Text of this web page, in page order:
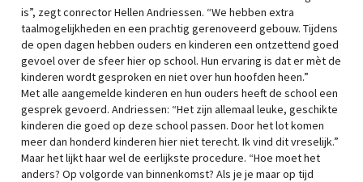
is”, zegt conrector Hellen Andriessen. “We hebben extra
taalmogelijkheden en een prachtig gerenoveerd gebouw. Tijdens
de open dagen hebben ouders en kinderen een ontzettend goed
gevoel over de sfeer hier op school. Hun ervaring is dat er mèt de
kinderen wordt gesproken en niet over hun hoofden heen.”
Met alle aangemelde kinderen en hun ouders heeft de school een
gesprek gevoerd. Andriessen: “Het zijn allemaal leuke, geschikte
kinderen die goed op deze school passen. Door het lot komen
meer dan honderd kinderen hier niet terecht. Ik vind dit vreselijk.”
Maar het lijkt haar wel de eerlijkste procedure. “Hoe moet het
anders? Op volgorde van binnenkomst? Als je je maar op tijd